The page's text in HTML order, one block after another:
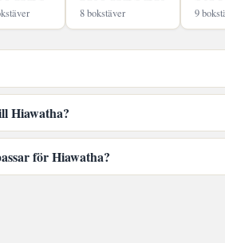
8 bokstäver 9
Hiawatha?
för Hiawatha?